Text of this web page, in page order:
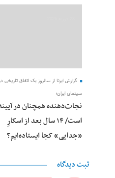
گزارش ایرنا از سالروز یک اتفاق تاریخی
سینمای ایران؛
نجات‌دهنده‌ همچنان در
است/ ۱۴ سال بعد از اسکارِ
«جدایی» کجا ایستاده‌ایم؟
ثبت دیدگاه